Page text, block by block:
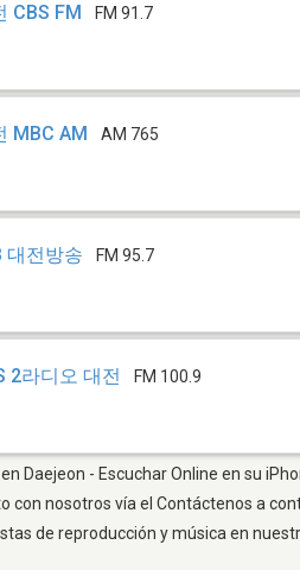
CBS FM FM 91.7
MBC AM AM 765
대전방송 FM 95.7
2라디오 대전 FM 100.9
Daejeon - Escuchar Online en su
con nosotros vía el Contáctenos a
de reproducción y música en